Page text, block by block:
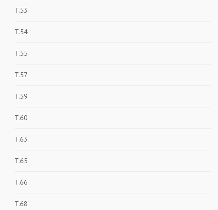
T.53
T.54
T.55
T.57
T.59
T.60
T.63
T.65
T.66
T.68